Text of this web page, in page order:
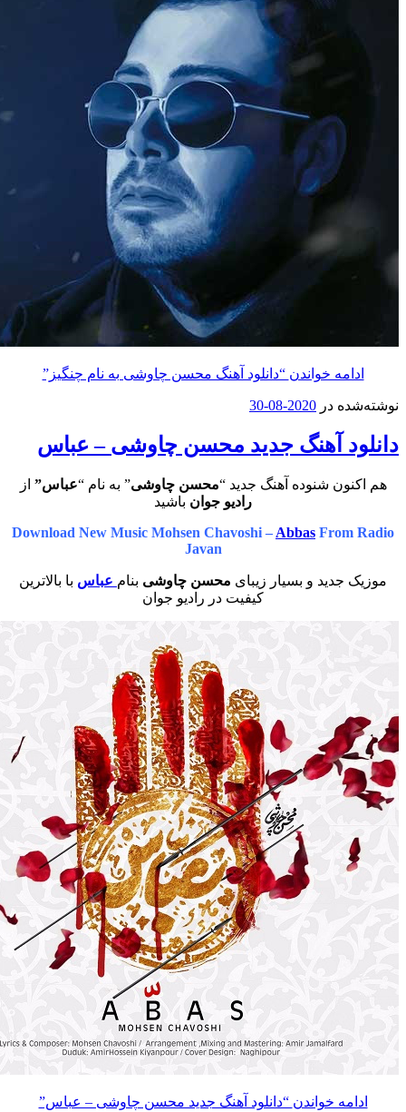
خواندن“دانلود آهنگ محسن چاوشی به نام چنگیز”
در 2020-08-30
آهنگ جدید محسن چاوشی – عباس
شنوده آهنگ جدید “محسن چاوشی” به نام “عباس” از
رادیو جوان باشید
Download New Music Mohsen Chavoshi –Abbas
و بسیار زیبایمحسن چاوشیبنامعباسبا بالاترین
کیفیت در رادیو جوان
خواندن“دانلود آهنگ جدید محسن چاوشی – عباس”